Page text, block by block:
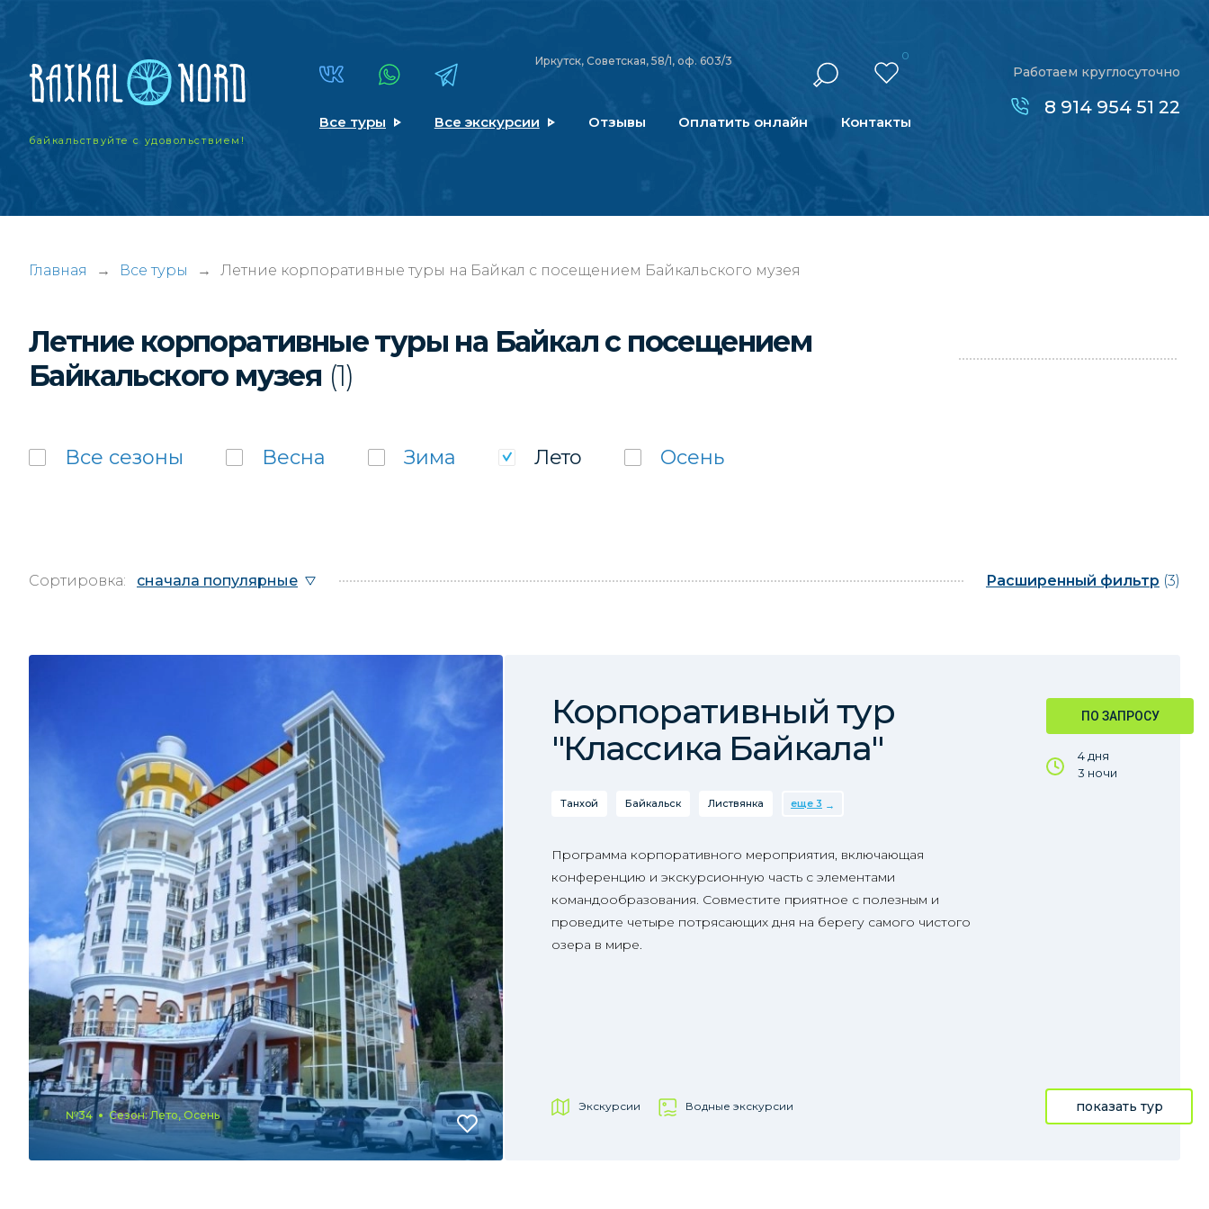
байкальствуйтес удовольствием!
Иркутск, Советская, 58/1, оф. 603/3 0
Все туры Все экскурсии Отзывы Оплатить онлайн Контакты
Работаем круглосуточно
8 914 954 51 22
Главная → Все туры → Летние корпоративные туры на Байкал с посещением Байкальского музея
Летние корпоративные туры на Байкал с посещением
Байкальского музея (1)
Все сезоны Весна Зима Лето Осень
Сортировка: сначала популярные Расширенный фильтр (3)
№34 Сезон: Лето, Осень
ПО ЗАПРОСУ
4 дня
3 ночи
Корпоративный тур
"Классика Байкала"
Танхой Байкальск Листвянка еще 3
Программа корпоративного мероприятия, включающая
конференцию и экскурсионную часть с элементами
командообразования. Совместите приятное с полезным и
проведите четыре потрясающих дня на берегу самого чистого
озера в мире.
Экскурсии Водные экскурсии показать тур